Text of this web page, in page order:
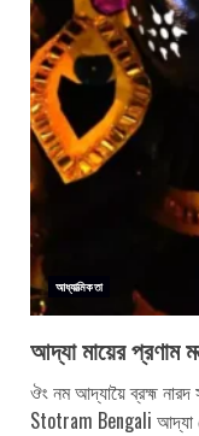
আধ্যাত্মিকতা
আদ্যা মায়ের প্রণাম
ঔং নম আদ্যায়ৈ ব্রহ্ম
Stotram Bengali আদ্যা